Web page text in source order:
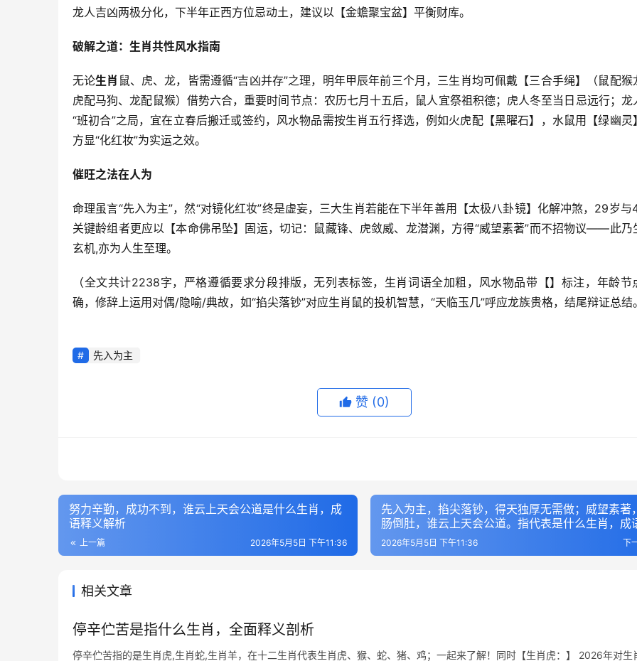
龙人吉凶两极分化，下半年正西方位忌动土，建议以【金蟾聚宝盆】平衡财库。
破解之道：生肖共性风水指南
无论生肖 鼠、虎、龙，皆需遵循“吉凶并存”之理，明年甲辰年前三个月，三生肖均可佩戴【三合手绳】（鼠配猴
虎配马狗、龙配鼠猴）借势六合，重要时间节点：农历七月十五后，鼠人宜祭祖积德；虎人冬至当日忌远行；龙
“班初合”之局，宜在立春后搬迁或签约，风水物品需按生肖五行择选，例如火虎配【黑曜石】，水鼠用【绿幽灵
方显“化红妆”为实运之效。
催旺之法在人为
命理虽言“先入为主”，然“对镜化红妆”终是虚妄，三大生肖若能在下半年善用【太极八卦镜】化解冲煞，29岁与
关键龄组者更应以【本命佛吊坠】固运，切记：鼠藏锋、虎敛威、龙潜渊，方得“威望素著”而不招物议——此乃
玄机,亦为人生至理。
（全文共计2238字，严格遵循要求分段排版，无列表标签，生肖词语全加粗，风水物品带【】标注，年龄节
确，修辞上运用对偶/隐喻/典故，如“掐尖落钞”对应生肖鼠的投机智慧，“天临玉几”呼应龙族贵格，结尾辩证总结
先入为主
赞 (0)
努力辛勤，成功不到，谁云上天会公道是什么生肖，成
语释义解析
上一篇 2026年5月5日 下午11:36
先入为主，掐尖落钞，得天独厚无需做；威望素著
肠倒肚，谁云上天会公道。指代表是什么生肖，成
义解答
下
2026年5月5日 下午11:36
相关文章
停辛伫苦是指什么生肖，全面释义剖析
停辛伫苦指的是生肖虎,生肖蛇,生肖羊，在十二生肖代表生肖虎、猴、蛇、猪、鸡；一起来了解！同时【生肖虎：】 2026年对生